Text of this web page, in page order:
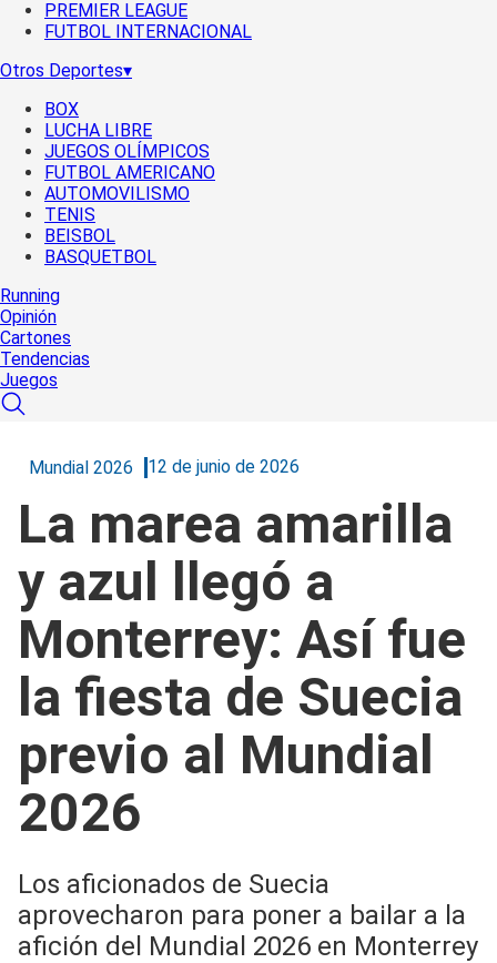
PREMIER LEAGUE
FUTBOL INTERNACIONAL
Otros Deportes▾
BOX
LUCHA LIBRE
JUEGOS OLÍMPICOS
FUTBOL AMERICANO
AUTOMOVILISMO
TENIS
BEISBOL
BASQUETBOL
Running
Opinión
Cartones
Tendencias
Juegos
Mundial 2026 12 de junio de 2026
La marea amarilla
y azul llegó a
Monterrey: Así fue
la fiesta de Suecia
previo al Mundial
2026
Los aficionados de Suecia
aprovecharon para poner a bailar a la
afición del Mundial 2026 en Monterrey